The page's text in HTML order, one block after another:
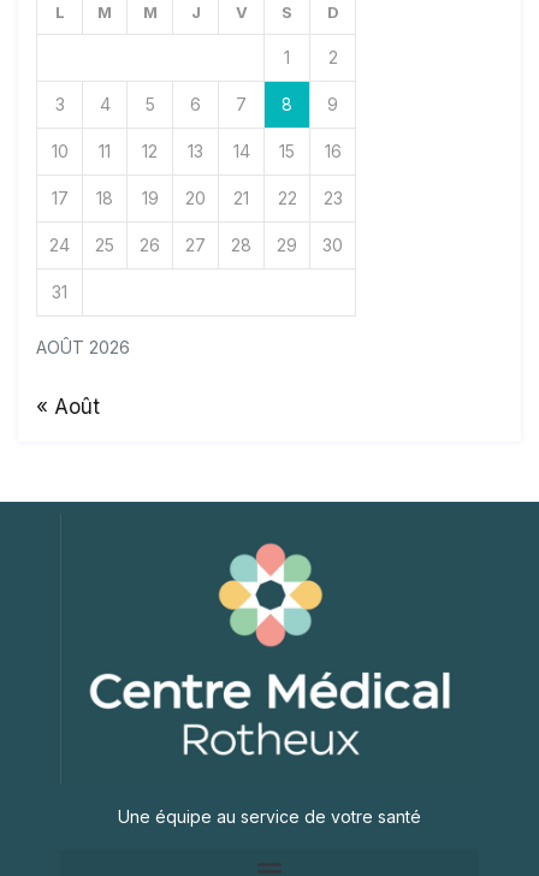
AOÛT 2026
L M M J V S D
1 2
3 4 5 6 7 8 9
10 11 12 13 14 15 16
17 18 19 20 21 22 23
24 25 26 27 28 29 30
31
« Août
Une équipe au service de votre santé